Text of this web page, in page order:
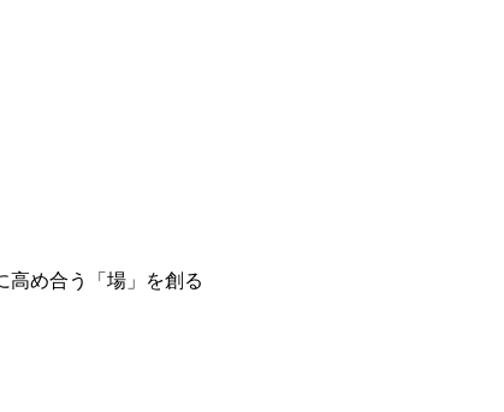
高め合う「場」を創る